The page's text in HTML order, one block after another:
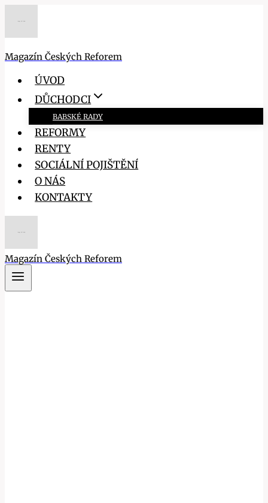
Magazín Českých Reforem
ÚVOD
DŮCHODCI
BABSKÉ RADY
REFORMY
RENTY
SOCIÁLNÍ POJIŠTĚNÍ
O NÁS
KONTAKTY
Magazín Českých Reforem